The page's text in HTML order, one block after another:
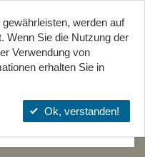
Start Projekte Orte
werden auf
Wenn Sie die Nutzung der
Verwendung von
erhalten Sie in
Ok, verstanden!